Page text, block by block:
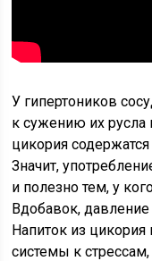
У гипертоников
к сужению их
цикория
Значит,
и полезно тем, у
Вдобавок, давление
Напиток из
системы к